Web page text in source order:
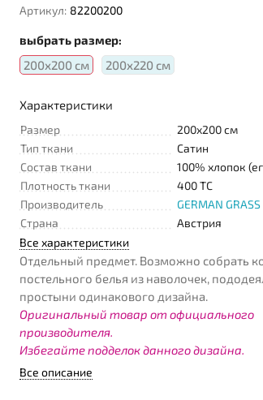
Артикул: 82200200
выбрать размер:
200х200 см
200х220 см
Характеристики
Размер
200x200 см
Тип ткани
Сатин
Состав ткани
100% хлопок
Плотность ткани
400 TC
Производитель
GERMAN GRASS
Страна
Австрия
Все характеристики
Отдельный предмет. Возможно собрать
постельного белья из наволочек,
простыни одинакового дизайна.
Оригинальный товар от официального
производителя.
Избегайте подделок данного дизайна.
Все описание